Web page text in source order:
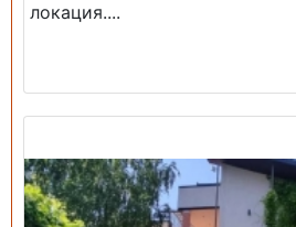
локация....